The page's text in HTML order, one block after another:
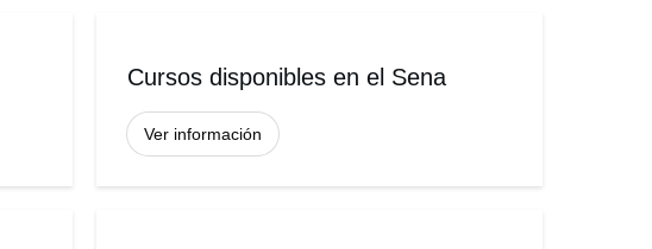
Cursos disponibles en el Sena
Ver información